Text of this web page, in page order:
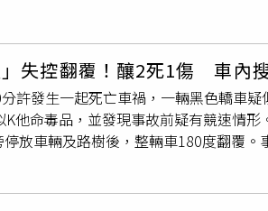
合司法程序。公司強調，對所有員工
輸或涉及任何毒品及其他違禁物品。除
勤前，都會再次要求機組員確實遵守
章採取最嚴厲處分。泰航指出，根據
公司將持續配合調查，同時確保員工
所有營運航點所在國家的法律，絕不
近年跨國販毒集團持續利用航空從業
查驗，因此將持續透過情報蒐集、邊
工涉及任何毒品及違法行為，若查證
樓，現場立刻變成「冰雪世界」。此畫
調閱監視器鎖定其身分，發現她疑似精
依毀損罪偵辦，相關案情仍待釐清。
失控翻覆！釀2死1傷 車內
許發生一起死亡車禍，一輛黑色轎車
他命毒品，並發現事故前疑有競速情
放車輛及路樹後，整輛車180度翻覆。
及其中一名陳姓乘客送醫後傷重不治
，該黑色轎車疑與另一輛黑車在道路上
車車主身分，將依法通知到案說明。警